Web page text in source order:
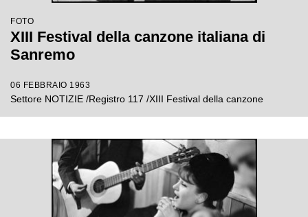
FOTO
XIII Festival della canzone italiana di
Sanremo
06 FEBBRAIO 1963
Settore NOTIZIE /Registro 117 /XIII Festival della canzone